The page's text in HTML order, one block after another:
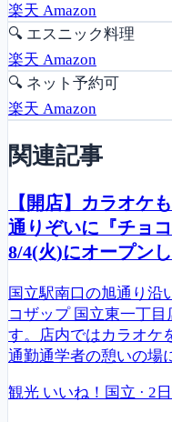
楽天 Amazon
🔍 エスニック料理
楽天 Amazon
🔍 ネット予約可
楽天 Amazon
関連記事
【開店】カラオケ
通りぞいに『チョ
8/4(火)にオープン
国立駅南口の旭通り沿
コザップ 国立東一丁
す。店内ではカラオケ
通勤通学者の憩いの場
観光 いいね！国立 · 2